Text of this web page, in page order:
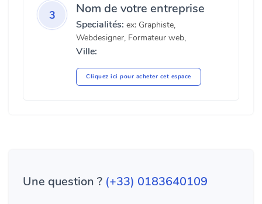
3 Nom de votre entreprise
Specialités: ex: Graphiste,
Webdesigner, Formateur web,
Ville:
Cliquez ici pour acheter cet espace
Une question ? (+33) 0183640109